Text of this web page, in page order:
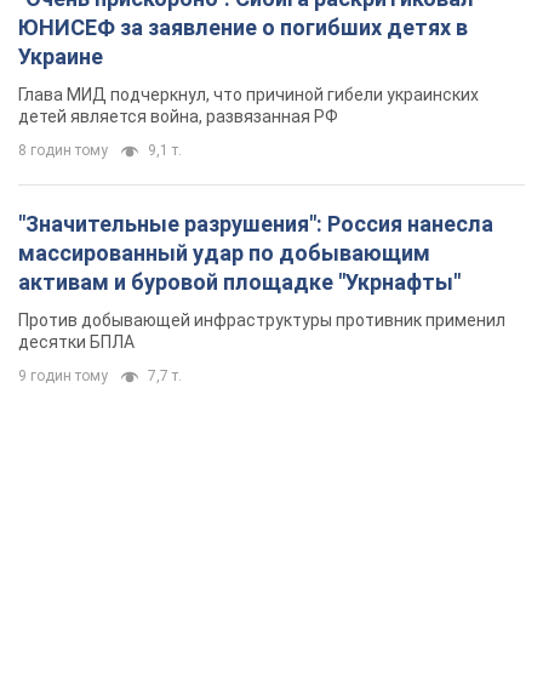
ЮНИСЕФ за заявление о погибших детях в
Украине
Глава МИД подчеркнул, что причиной гибели украинских
детей является война, развязанная РФ
8 годин тому 9,1 т.
"Значительные разрушения": Россия нанесла
массированный удар по добывающим
активам и буровой площадке "Укрнафты"
Против добывающей инфраструктуры противник применил
десятки БПЛА
9 годин тому 7,7 т.